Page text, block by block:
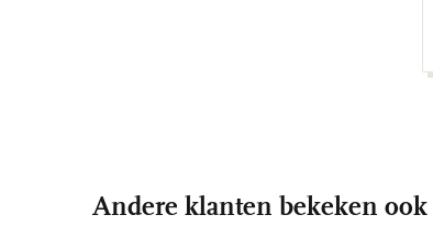
Andere klanten bekeken ook